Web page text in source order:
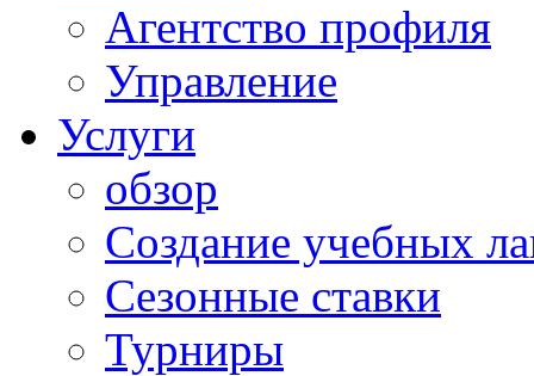
Агентство профиля
Управление
Услуги
обзор
Создание учебных
Сезонные ставки
Турниры